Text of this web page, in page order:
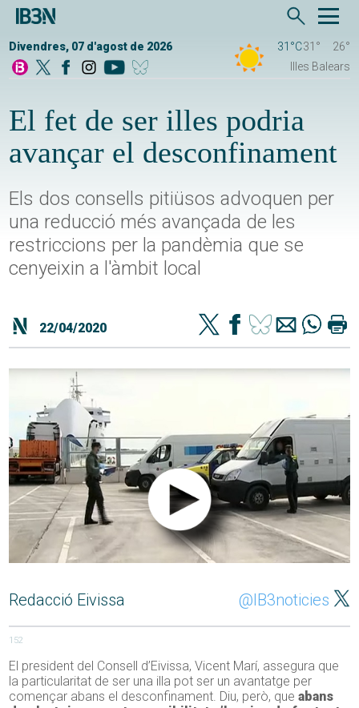
Divendres, 07 d'agost de 2026 31°C31°
26°
Illes Balears
El fet de ser illes podria
avançar el desconfinament
Els dos consells pitiüsos advoquen per
una reducció més avançada de les
restriccions per la pandèmia que se
cenyeixin a l'àmbit local
22/04/2020
Redacció Eivissa @IB3noticies
152
El president del Consell d’Eivissa, Vicent Marí, assegura que
la particularitat de ser una illa pot ser un avantatge per
començar abans el desconfinament. Diu, però, queabans